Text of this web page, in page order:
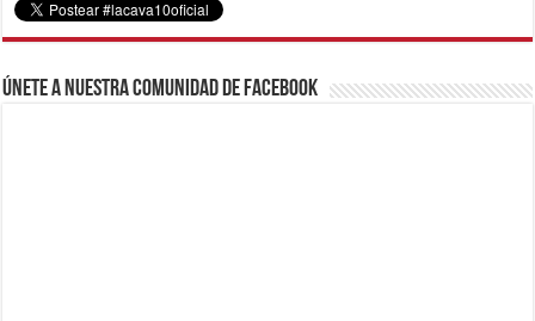
Únete a nuestra comunidad de Facebook